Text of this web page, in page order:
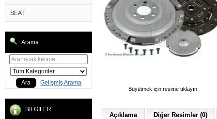
SEAT
Arama
Ara Gelişmiş Arama
BİLGİLER
Büyütmek için resime tıklayın
Açıklama Diğer Resimler (0)